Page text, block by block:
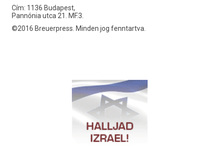
Cím: 1136 Budapest,
Pannónia utca 21. MF.3.
©2016 Breuerpress. Minden jog fenntartva.